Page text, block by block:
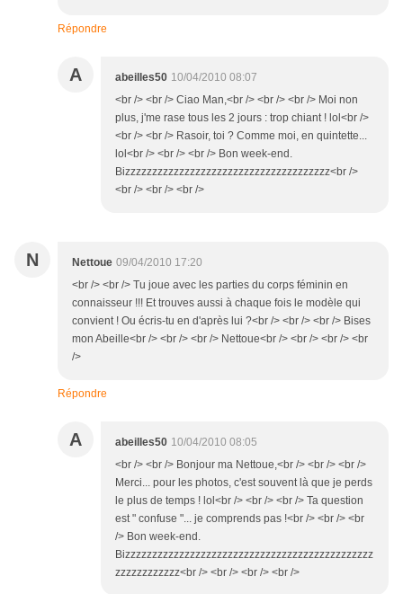
Répondre
A abeilles50 10/04/2010 08:07
<br /> <br /> Ciao Man,<br /> <br /> <br /> Moi non
plus, j'me rase tous les 2 jours : trop chiant ! lol<br />
<br /> <br /> Rasoir, toi ? Comme moi, en quintette...
lol<br /> <br /> <br /> Bon week-end.
Bizzzzzzzzzzzzzzzzzzzzzzzzzzzzzzzzzzzzzz<br />
<br /> <br /> <br />
N Nettoue 09/04/2010 17:20
<br /> <br /> Tu joue avec les parties du corps féminin en
connaisseur !!! Et trouves aussi à chaque fois le modèle qui
convient ! Ou écris-tu en d'après lui ?<br /> <br /> <br /> Bises
mon Abeille<br /> <br /> <br /> Nettoue<br /> <br /> <br /> <br
/>
Répondre
A abeilles50 10/04/2010 08:05
<br /> <br /> Bonjour ma Nettoue,<br /> <br /> <br />
Merci... pour les photos, c'est souvent là que je perds
le plus de temps ! lol<br /> <br /> <br /> Ta question
est " confuse "... je comprends pas !<br /> <br /> <br
/> Bon week-end.
Bizzzzzzzzzzzzzzzzzzzzzzzzzzzzzzzzzzzzzzzzzzzzzz
zzzzzzzzzzzz<br /> <br /> <br /> <br />